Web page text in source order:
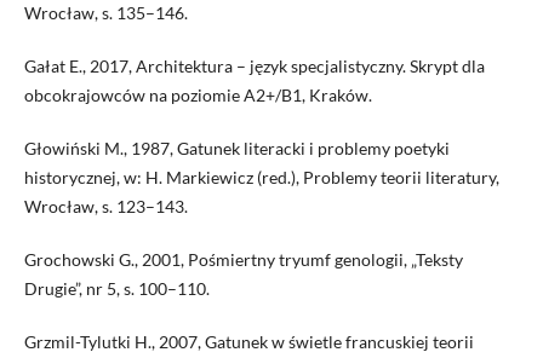
Wrocław, s. 135–146.
Gałat E., 2017, Architektura – język specjalistyczny. Skrypt dla
obcokrajowców na poziomie A2+/B1, Kraków.
Głowiński M., 1987, Gatunek literacki i problemy poetyki
historycznej, w: H. Markiewicz (red.), Problemy teorii literatury,
Wrocław, s. 123–143.
Grochowski G., 2001, Pośmiertny tryumf genologii, „Teksty
Drugie”, nr 5, s. 100–110.
Grzmil-Tylutki H., 2007, Gatunek w świetle francuskiej teorii